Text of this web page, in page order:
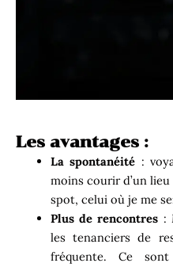
Les avantages :
La spontanéité :
moins courir d’un
spot, celui où je me
Plus de rencontres :
les tenanciers de
fréquente. Ce